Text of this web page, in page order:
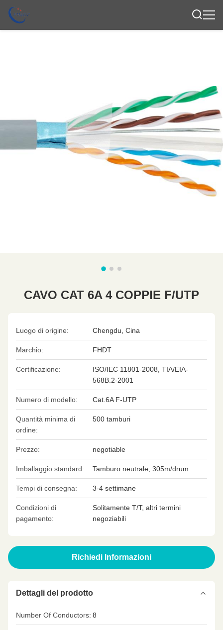
CAVO CAT 6A 4 COPPIE F/UTP
Luogo di origine: Chengdu, Cina
Marchio: FHDT
Certificazione:
ISO/IEC 11801-2008, TIA/EIA-
568B.2-2001
Numero di modello: Cat.6A F-UTP
Quantità minima di
ordine:
500 tamburi
Prezzo: negotiable
Imballaggio standard: Tamburo neutrale, 305m/drum
Tempi di consegna: 3-4 settimane
Condizioni di
pagamento:
Solitamente T/T, altri termini
negoziabili
Richiedi Informazioni
Dettagli del prodotto
Number Of Conductors: 8